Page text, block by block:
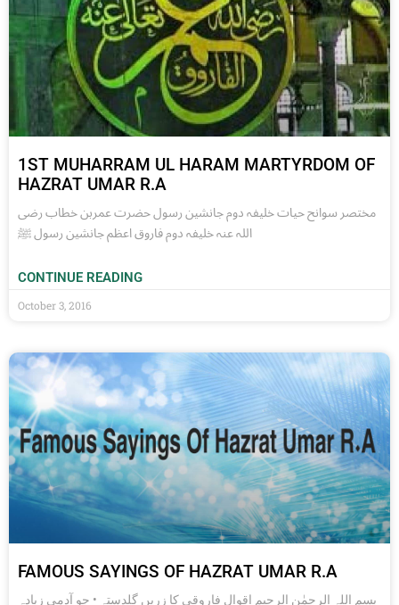
1ST MUHARRAM UL HARAM MARTYRDOM OF
HAZRAT UMAR R.A
مختصر سوانح حیات خلیفہ دوم جانشین رسول حضرت عمربن خطاب رضی
اللہ عنہ خلیفہ دوم فاروق اعظم جانشین رسول ﷺ
CONTINUE READING
October 3, 2016
FAMOUS SAYINGS OF HAZRAT UMAR R.A
بسم اللہ الرحمٰن الرحیم اقوالِ فاروقی کا زریں گلدستہ • جو آدمی زیادہ